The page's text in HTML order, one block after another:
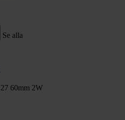
Se alla
60mm 2W